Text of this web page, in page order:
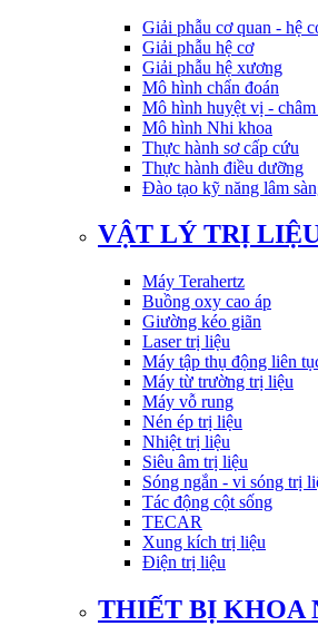
Giải phẫu cơ quan - hệ
Giải phẫu hệ cơ
Giải phẫu hệ xương
Mô hình chẩn đoán
Mô hình huyệt vị -
Mô hình Nhi khoa
Thực hành sơ cấp cứu
Thực hành điều dưỡng
Đào tạo kỹ năng lâm
VẬT LÝ TRỊ
Máy Terahertz
Buồng oxy cao áp
Giường kéo giãn
Laser trị liệu
Máy tập thụ động liên
Máy từ trường trị liệu
Máy vỗ rung
Nén ép trị liệu
Nhiệt trị liệu
Siêu âm trị liệu
Sóng ngắn - vi sóng trị
Tác động cột sống
TECAR
Xung kích trị liệu
Điện trị liệu
THIẾT BỊ KHOA